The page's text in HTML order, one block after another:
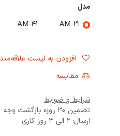
مدل
AM-21
AM-41
مقایسه
شرایط و ضوابط
تضمین 30 روزه بازگشت وجه
ارسال: 2 الی 3 روز کاری